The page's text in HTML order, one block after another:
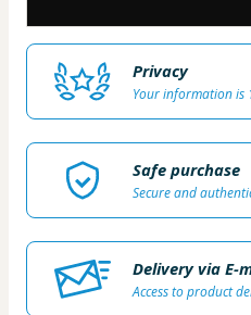
Privacy
Your information is
Safe purchase
Secure and
Delivery via E-
Access to product